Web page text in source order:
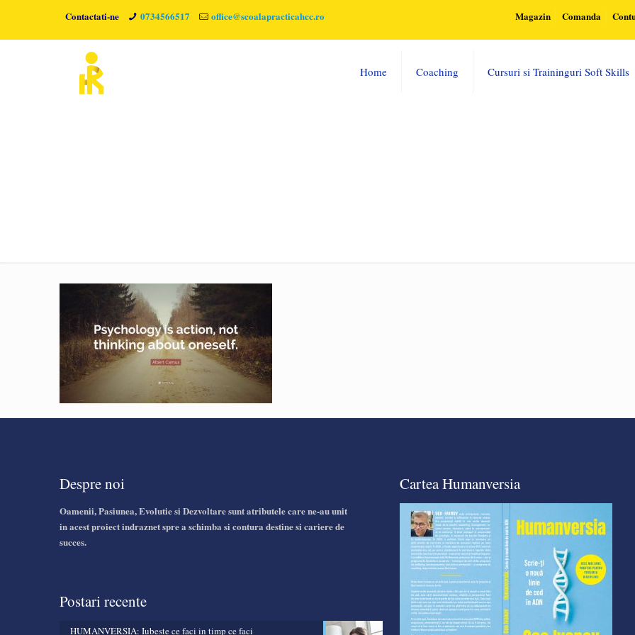
Contactati-ne 0734566517 office@scoalapracticahcc.ro Magazin Comanda
Home Coaching Cursuri si Traininguri Soft Skills
Despre noi
Oamenii, Pasiunea, Evolutie si Dezvoltare sunt atributele care ne-au unit
in acest proiect indraznet spre a schimba si contura destine si cariere de
succes.
Postari recente
HUMANVERSIA: Iubeste ce faci in timp ce faci
Cartea Humanversia